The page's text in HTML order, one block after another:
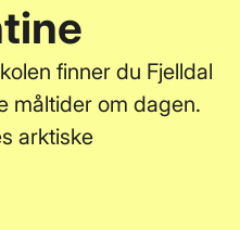
finner du Fjelldal
måltider om dagen.
arktiske